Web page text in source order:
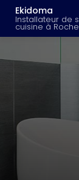
Aller
contenu
Ekidoma
Installateur de salle de bain et
cuisine à